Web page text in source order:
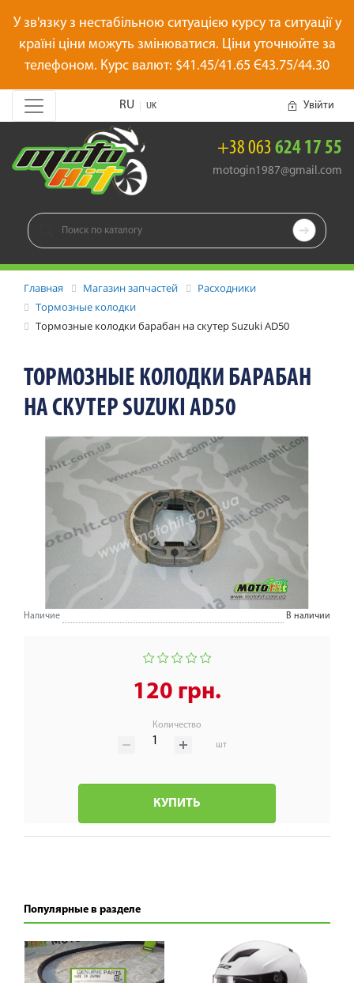
У зв'язку з нестабільною ситуацією курсу та ситуації у
країні ціни можуть змінюватися. Ціни уточнюйте за
телефоном. Курс валют: $41.45/41.65 Є43.75/44.30
RU UK Увійти
+38 063 624 17 55
motogin1987@gmail.com

Главная Магазин запчастей
Расходники
Тормозные колодки
Тормозные колодки барабан на скутер Suzuki AD50
ТОРМОЗНЫЕ КОЛОДКИ БАРАБАН
НА СКУТЕР SUZUKI AD50
Наличие В наличии
120 грн.
Количество
шт
КУПИТЬ
Популярные в разделе